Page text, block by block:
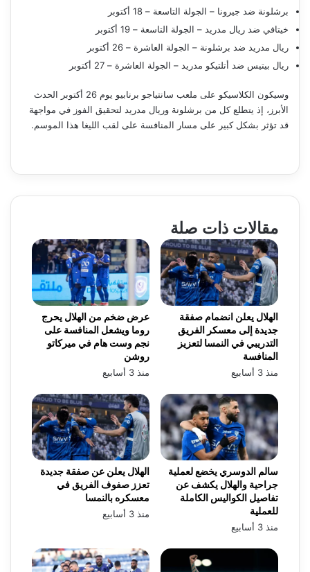
برشلونة ضد جيرونا – الجولة التاسعة – 18 أكتوبر
خيتافي ضد ريال مدريد – الجولة التاسعة – 19 أكتوبر
ريال مدريد ضد برشلونة – الجولة العاشرة – 26 أكتوبر
ريال بيتيس ضد أتلتيكو مدريد – الجولة العاشرة – 27 أكتوبر
وسيكون الكلاسيكو على ملعب سانتياجو برنابيو يوم 26 أكتوبر الحدث
الأبرز، إذ يتطلع كل من برشلونة وريال مدريد لتحقيق الفوز في مواجهة
قد تؤثر بشكل كبير على مسار المنافسة على لقب الليغا هذا الموسم.
مقالات ذات صلة
عرض ضخم من الهلال يحرج
روما ويشعل المنافسة على
نجم وست هام في ميركاتو
روشن
منذ 3 أسابيع
الهلال يعلن انضمام صفقة
جديدة إلى معسكر الفريق
التدريبي في النمسا لتعزيز
المنافسة
منذ 3 أسابيع
الهلال يعلن عن صفقة جديدة
تعزز صفوف الفريق في
معسكره بالنمسا
منذ 3 أسابيع
سالم الدوسري يخضع لعملية
جراحية والهلال يكشف عن
تفاصيل الكواليس الكاملة
للعملية
منذ 3 أسابيع